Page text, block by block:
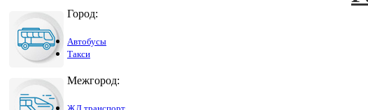
Город:
Автобусы
Такси
Межгород: